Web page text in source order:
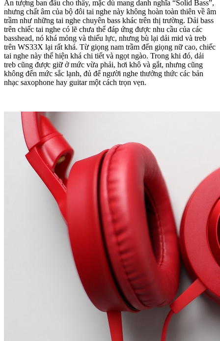
Ấn tượng ban đầu cho thấy, mặc dù mang danh nghĩa “Solid Bass”,
nhưng chất âm của bộ đôi tai nghe này không hoàn toàn thiên về âm
trầm như những tai nghe chuyên bass khác trên thị trường. Dải bass
trên chiếc tai nghe có lẽ chưa thể đáp ứng được nhu cầu của các
basshead, nó khá mỏng và thiếu lực, nhưng bù lại dải mid và treb
trên WS33X lại rất khá. Từ giọng nam trầm đến giọng nữ cao, chiếc
tai nghe này thể hiện khá chi tiết và ngọt ngào. Trong khi đó, dải
treb cũng được giữ ở mức vừa phải, hơi khô và gắt, nhưng cũng
không đến mức sắc lạnh, đủ để người nghe thưởng thức các bản
nhạc saxophone hay guitar một cách trọn vẹn.